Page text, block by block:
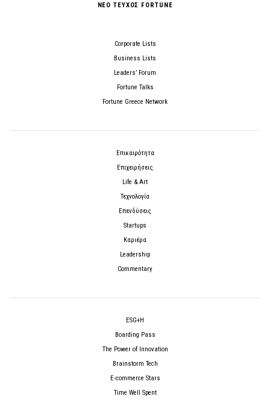
ΝΕΟ ΤΕΥΧΟΣ FORTUNE
Corporate Lists
Business Lists
Leaders’ Forum
Fortune Talks
Fortune Greece Network
Επικαιρότητα
Επιχειρήσεις
Life & Art
Τεχνολογία
Επενδύσεις
Startups
Καριέρα
Leadership
Commentary
ESG+H
Boarding Pass
The Power of Innovation
Brainstorm Tech
E-commerce Stars
Time Well Spent